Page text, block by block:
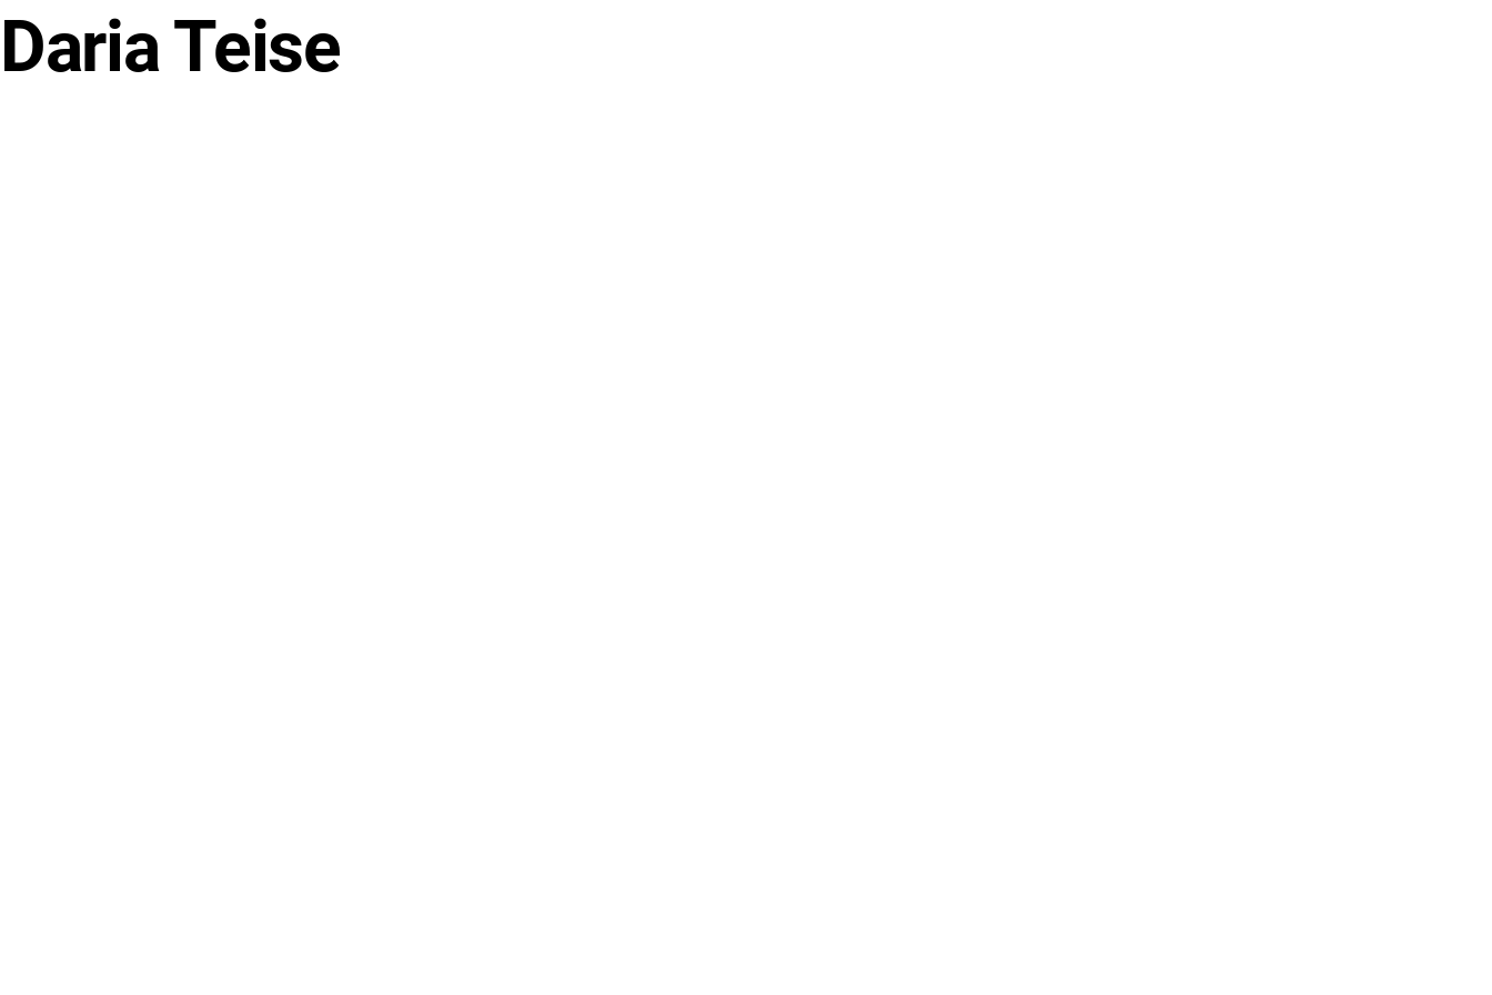
Daria Teise